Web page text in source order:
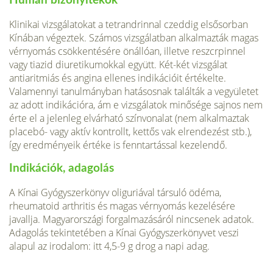
Klinikai vizsgálatokat a tetrandrinnal czeddig elsősorban
Kínában végeztek. Számos vizs­gálatban alkalmazták magas
vérnyomás csökkentésére önállóan, illetve reszcrpinnel
vagy tiazid diuretikumokkal együtt. Két-két vizsgálat
antiaritmiás és angina ellenes indikációit értékelte.
Valamennyi tanulmányban hatásosnak találták a vegyületet
az adott indikációra, ám e vizsgálatok minősége sajnos nem
érte el a jelenleg elvárható színvonalat (nem alkal­maztak
placebó- vagy aktív kontrollt, kettős vak elrendezést stb.),
így eredményeik értéke is fenntartással kezelendő.
Indikációk, adagolás
A Kínai Gyógyszerkönyv oliguriával társuló ödéma,
rheumatoid arthritis és magas vérnyo­más kezelésére
javallja. Magyarországi forgalmazásáról nincsenek adatok.
Adagolás tekinte­tében a Kínai Gyógyszerkönyvet veszi
alapul az irodalom: itt 4,5-9 g drog a napi adag.